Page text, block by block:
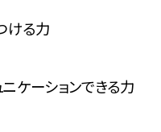
ける力
ケーションできる力